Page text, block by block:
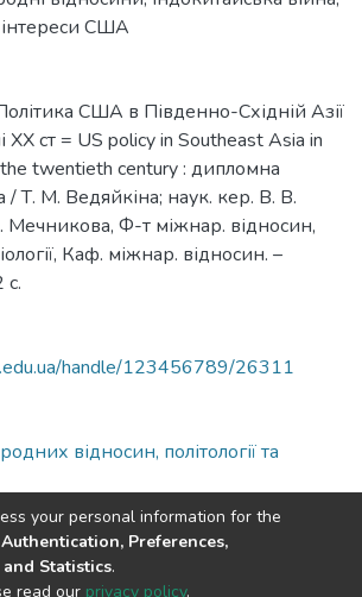
інтереси США
США в Південно-Східній Азії
ХХ ст = US policy in Southeast Asia in
twentieth century : дипломна
/ Т. М. Ведяйкіна; наук. кер. В. В.
Мечникова, Ф-т міжнар. відносин,
Каф. міжнар. відносин. –
с.
handle/123456789/26311
відносин, політології та
your personal information for the
Authentication, Preferences,
Statistics.
read our privacy policy.